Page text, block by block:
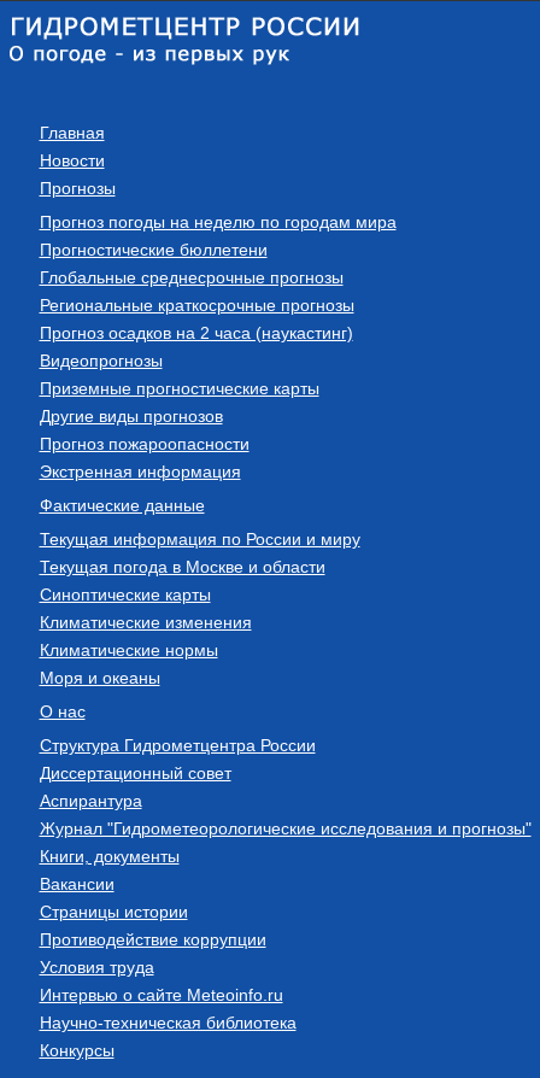
Главная
Новости
Прогнозы
Прогноз погоды на неделю по городам мира
Прогностические бюллетени
Глобальные среднесрочные прогнозы
Региональные краткосрочные прогнозы
Прогноз осадков на 2 часа (наукастинг)
Видеопрогнозы
Приземные прогностические карты
Другие виды прогнозов
Прогноз пожароопасности
Экстренная информация
Фактические данные
Текущая информация по России и миру
Текущая погода в Москве и области
Синоптические карты
Климатические изменения
Климатические нормы
Моря и океаны
О нас
Структура Гидрометцентра России
Диссертационный совет
Аспирантура
Журнал "Гидрометеорологические исследования и прогнозы"
Книги, документы
Вакансии
Страницы истории
Противодействие коррупции
Условия труда
Интервью о сайте Meteoinfo.ru
Научно-техническая библиотека
Конкурсы